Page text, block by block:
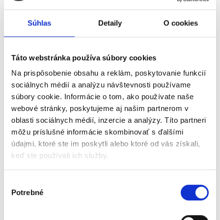
Súhlas Detaily O cookies
Táto webstránka používa súbory cookies
Na prispôsobenie obsahu a reklám, poskytovanie funkcií
sociálnych médií a analýzu návštevnosti používame
súbory cookie. Informácie o tom, ako používate naše
webové stránky, poskytujeme aj našim partnerom v
oblasti sociálnych médií, inzercie a analýzy. Títo partneri
môžu príslušné informácie skombinovať s ďalšími
údajmi, ktoré ste im poskytli alebo ktoré od vás získali,
keď ste používali ich služby.
súhlasu
Potrebné
GaN technologie a výhody
Gallium nitride představuje významný pokrok v
oblasti napájecích adaptérů. Oproti křemíkovým
řešením nabízí výrazně vyšší energetickou účinnost,
nižší provozní teploty a kompaktnější rozměry při
zachování plného výkonu.